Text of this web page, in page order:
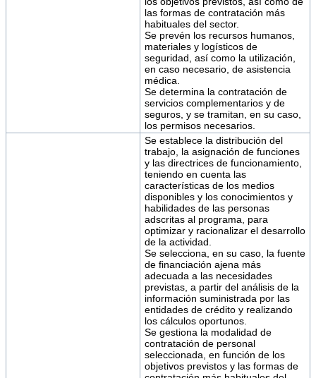
las formas de contratación más
habituales del sector.
Se prevén los recursos humanos,
materiales y logísticos de
seguridad, así como la utilización,
en caso necesario, de asistencia
médica.
Se determina la contratación de
servicios complementarios y de
seguros, y se tramitan, en su caso,
los permisos necesarios.
Se establece la distribución del
trabajo, la asignación de funciones
y las directrices de funcionamiento,
teniendo en cuenta las
características de los medios
disponibles y los conocimientos y
habilidades de las personas
adscritas al programa, para
optimizar y racionalizar el desarrollo
de la actividad.
Se selecciona, en su caso, la fuente
de financiación ajena más
adecuada a las necesidades
previstas, a partir del análisis de la
información suministrada por las
entidades de crédito y realizando
los cálculos oportunos.
Se gestiona la modalidad de
contratación de personal
seleccionada, en función de los
objetivos previstos y las formas de